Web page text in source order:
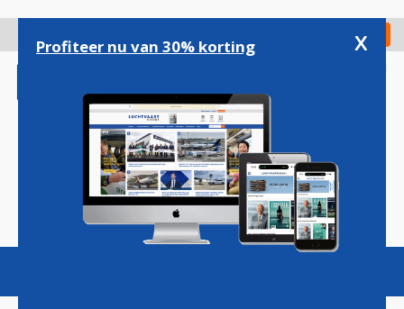
gaan
Check in
Magazine Podcasts Vacatures
Profiteer nu van 30% korting x